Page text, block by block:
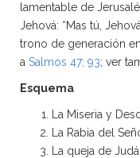
lamentable de
Jehová: “Mas tú,
trono de generación
a Salmos 47; 93; ver
Esquema
La Miseria y
La Rabia del
La queja de